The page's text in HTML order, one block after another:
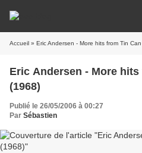
Accueil » Eric Andersen - More hits from Tin
Eric Andersen - More
(1968)
Publié le 26/05/2006 à 00:27
Par Sébastien